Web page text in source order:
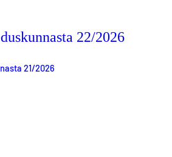
22/2026